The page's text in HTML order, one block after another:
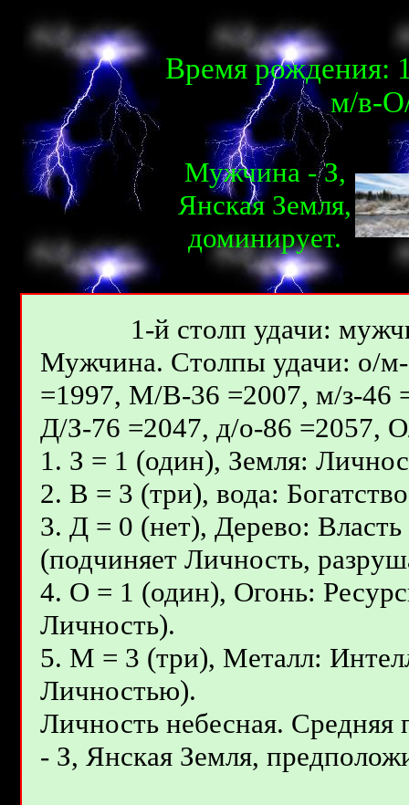
Время рождения:
м/в-
Мужчина - З,
Янcкая Земля,
доминирует.
1-й столп удачи:
Мужчина. Столпы удачи: о/м-
=1997, М/В-36 =2007, м/з-46
Д/З-76 =2047, д/о-86 =2057,
1. З = 1 (один), Земля:
2. В = 3 (три), вода:
3. Д = 0 (нет), Дерево:
(подчиняет Личность,
4. О = 1 (один), Огонь:
Личность).
5. М = 3 (три), Металл:
Личностью).
Личность небесная.
- З, Янcкая Земля,